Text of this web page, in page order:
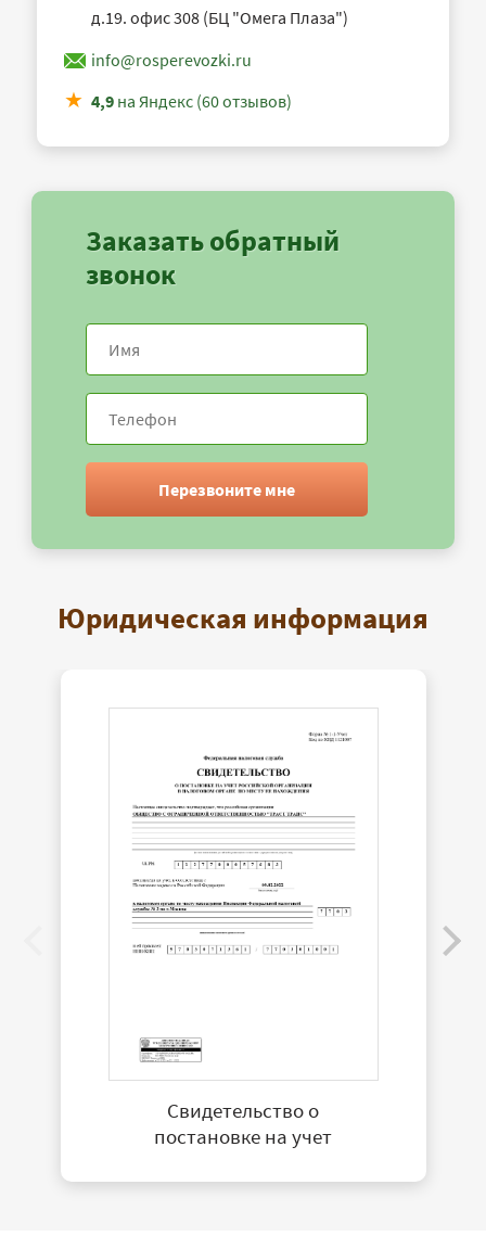
д.19. офис 308 (БЦ "Омега Плаза")
info@rosperevozki.ru
4,9 на Яндекс (60 отзывов)
Заказать обратный
звонок
Перезвоните мне
Юридическая информация
Свидетельство о
постановке на учет